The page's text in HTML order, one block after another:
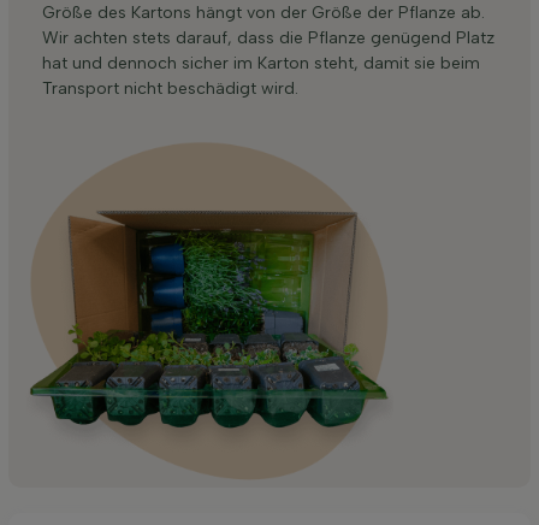
Größe des Kartons hängt von der Größe der Pflanze ab.
Wir achten stets darauf, dass die Pflanze genügend Platz
hat und dennoch sicher im Karton steht, damit sie beim
Transport nicht beschädigt wird.